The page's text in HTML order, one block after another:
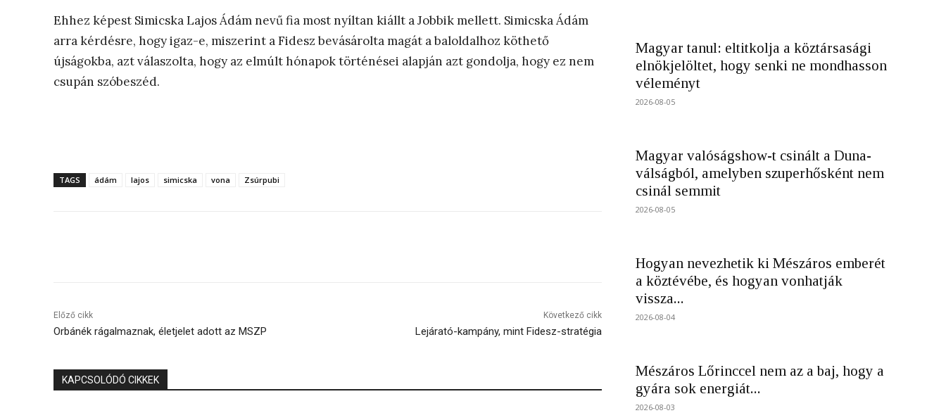
Ehhez képest Simicska Lajos Ádám nevű fia most nyíltan kiállt a Jobbik mellett. Simicska Ádám
arra kérdésre, hogy igaz-e, miszerint a Fidesz bevásárolta magát a baloldalhoz köthető
újságokba, azt válaszolta, hogy az elmúlt hónapok történései alapján azt gondolja, hogy ez nem
csupán szóbeszéd.
TAGS ádám lajos simicska vona Zsúrpubi
Előző cikk
Orbánék rágalmaznak, életjelet adott az MSZP
Következő cikk
Lejárató-kampány, mint Fidesz-stratégia
KAPCSOLÓDÓ CIKKEK
Magyar tanul: eltitkolja a köztársasági
elnökjelöltet, hogy senki ne mondhasson
véleményt
2026-08-05
Magyar valóságshow-t csinált a Duna-
válságból, amelyben szuperhősként nem
csinál semmit
2026-08-05
Hogyan nevezhetik ki Mészáros emberét
a köztévébe, és hogyan vonhatják
vissza...
2026-08-04
Mészáros Lőrinccel nem az a baj, hogy a
gyára sok energiát...
2026-08-03